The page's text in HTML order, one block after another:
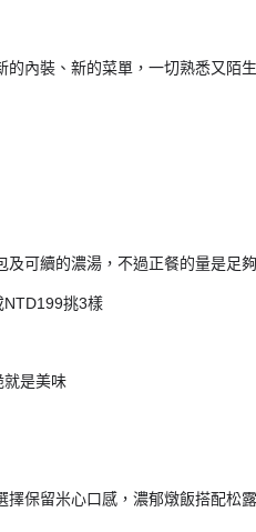
內裝、新的菜單，一切熟悉又陌生
可續的濃湯，不過正餐的量是足
NTD199挑3樣
就是美味
擇保留米心口感，濃郁燉飯搭配松